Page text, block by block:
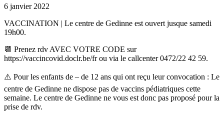
6 janvier 2022
VACCINATION | Le centre de Gedinne est ouvert jusque samedi
19h00.
📆 Prenez rdv AVEC VOTRE CODE sur
https://vaccincovid.doclr.be/fr ou via le callcenter 0472/22 42 59.
⚠️ Pour les enfants de – de 12 ans qui ont reçu leur convocation : Le
centre de Gedinne ne dispose pas de vaccins pédiatriques cette
semaine. Le centre de Gedinne ne vous est donc pas proposé pour la
prise de rdv.